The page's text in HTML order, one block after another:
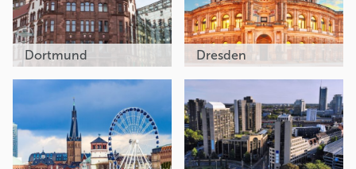
Dortmund Dresden